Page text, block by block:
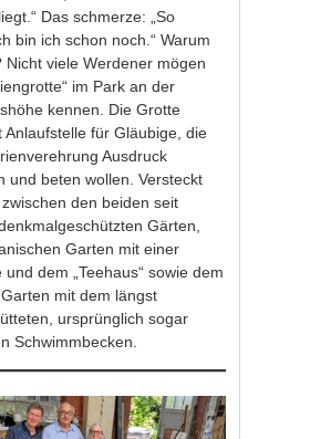
Das schmerze: „So
bin ich schon noch.“ Warum
Nicht viele Werdener mögen
im Park an der
kennen. Die Grotte
Anlaufstelle für Gläubige, die
Ausdruck
und beten wollen. Versteckt
den beiden seit
Gärten,
Garten mit einer
und dem „Teehaus“ sowie dem
mit dem längst
ursprünglich sogar
Schwimmbecken.